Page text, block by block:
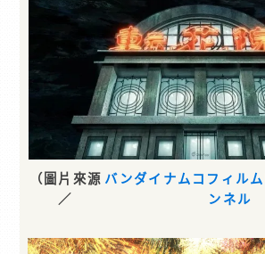
（圖片來源
／
バンダイナムコフィル
ンネル